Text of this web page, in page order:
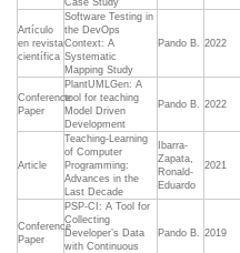
Case Study
Artículo
en revista
científica
Software Testing in
the DevOps
Context: A
Systematic
Mapping Study
Pando B. 2022
Conference
Paper
PlantUMLGen: A
tool for teaching
Model Driven
Development
Pando B. 2022
Article
Teaching-Learning
of Computer
Programming:
Advances in the
Last Decade
Ibarra-
Zapata,
Ronald-
Eduardo
2021
Conference
Paper
PSP-CI: A Tool for
Collecting
Developer’s Data
with Continuous
Pando B. 2019